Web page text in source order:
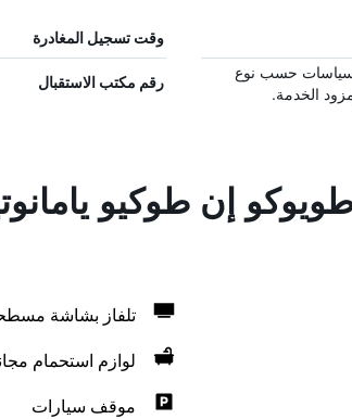
وقت تسجيل المغادرة
حسب نوع
الخدمة.
رقم مكتب الاستقبال
إن طوكيو
تلفاز بشاشة
لوازم استحمام
موقف سيارات